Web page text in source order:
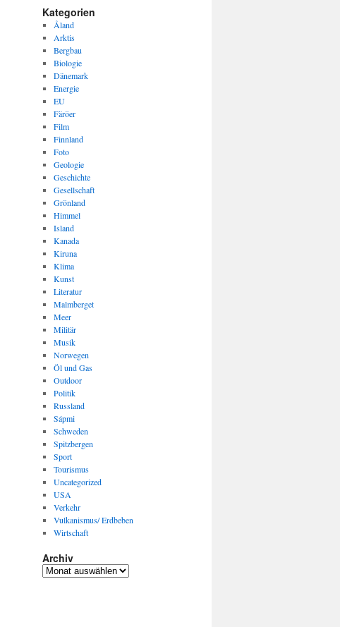
Kategorien
Åland
Arktis
Bergbau
Biologie
Dänemark
Energie
EU
Färöer
Film
Finnland
Foto
Geologie
Geschichte
Gesellschaft
Grönland
Himmel
Island
Kanada
Kiruna
Klima
Kunst
Literatur
Malmberget
Meer
Militär
Musik
Norwegen
Öl und Gas
Outdoor
Politik
Russland
Sápmi
Schweden
Spitzbergen
Sport
Tourismus
Uncategorized
USA
Verkehr
Vulkanismus/ Erdbeben
Wirtschaft
Archiv
Archiv